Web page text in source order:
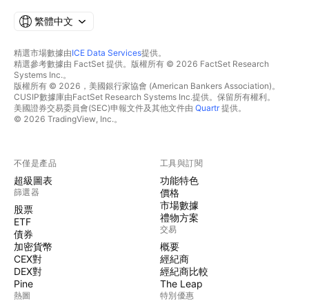
繁體中文
精選市場數據由ICE Data Services提供。
精選參考數據由 FactSet 提供。版權所有 © 2026 FactSet Research
Systems Inc.。
版權所有 © 2026，美國銀行家協會 (American Bankers Association)。
CUSIP數據庫由FactSet Research Systems Inc.提供。保留所有權利。
美國證券交易委員會(SEC)申報文件及其他文件由 Quartr提供。
© 2026 TradingView, Inc.。
不僅是產品
超級圖表
篩選器
股票
ETF
債券
加密貨幣
CEX對
DEX對
Pine
熱圖
工具與訂閱
功能特色
價格
市場數據
禮物方案
交易
概要
經紀商
經紀商比較
The Leap
特別優惠